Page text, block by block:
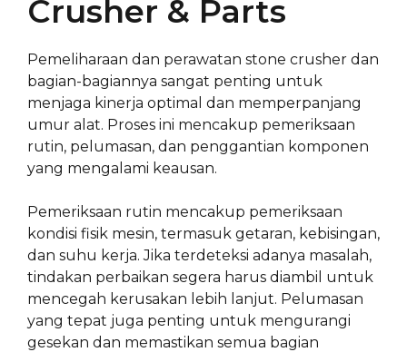
Crusher & Parts
Pemeliharaan dan perawatan stone crusher dan
bagian-bagiannya sangat penting untuk
menjaga kinerja optimal dan memperpanjang
umur alat. Proses ini mencakup pemeriksaan
rutin, pelumasan, dan penggantian komponen
yang mengalami keausan.
Pemeriksaan rutin mencakup pemeriksaan
kondisi fisik mesin, termasuk getaran, kebisingan,
dan suhu kerja. Jika terdeteksi adanya masalah,
tindakan perbaikan segera harus diambil untuk
mencegah kerusakan lebih lanjut. Pelumasan
yang tepat juga penting untuk mengurangi
gesekan dan memastikan semua bagian